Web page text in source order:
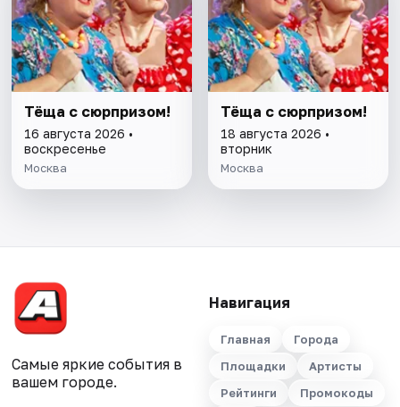
Тёща с сюрпризом!
16 августа 2026 •
воскресенье
Москва
Тёща с сюрпризом!
18 августа 2026 •
вторник
Москва
Самые яркие события в
вашем городе.
Навигация
Главная
Города
Площадки
Артисты
Рейтинги
Промокоды